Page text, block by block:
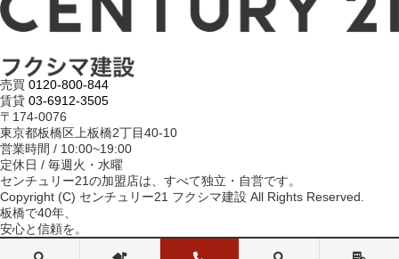
売買 0120-800-844
賃貸 03-6912-3505
〒174-0076
東京都板橋区上板橋2丁目40-10
営業時間 / 10:00~19:00
定休日 / 毎週火・水曜
センチュリー21の加盟店は、すべて独立・自営です。
Copyright (C) センチュリー21 フクシマ建設 All Rights Reserved.
板橋で40年、
安心と信頼を。